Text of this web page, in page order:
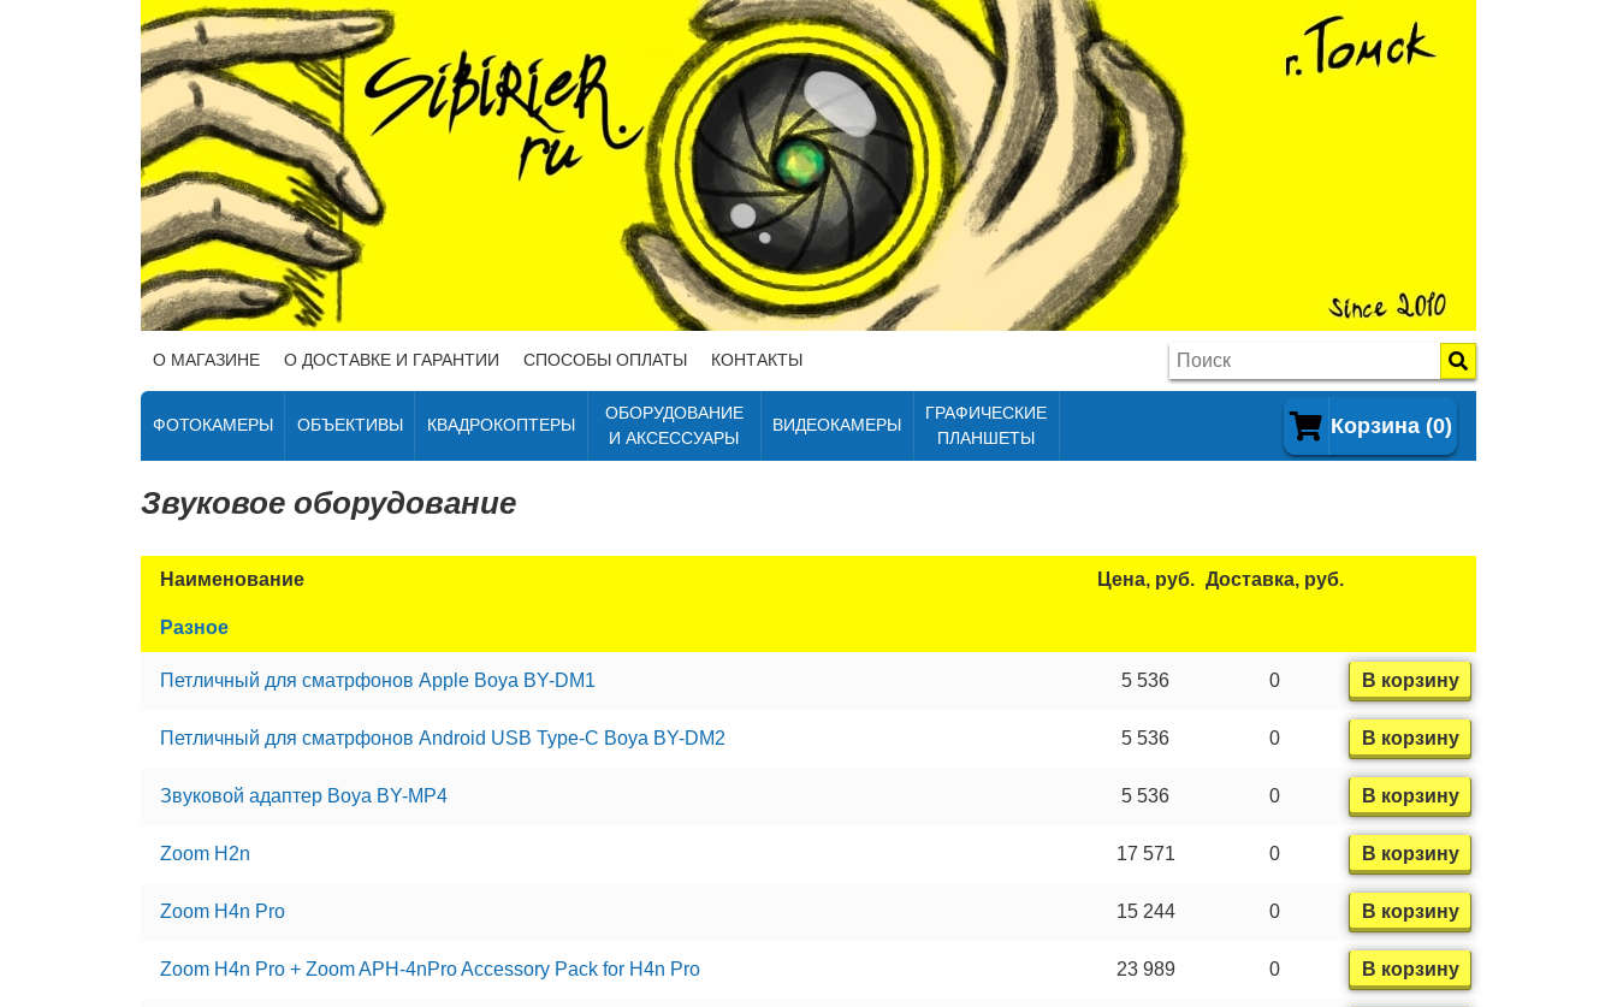
О МАГАЗИНЕ О ДОСТАВКЕ И ГАРАНТИИ СПОСОБЫ ОПЛАТЫ КОНТАКТЫ
ФОТОКАМЕРЫ ОБЪЕКТИВЫ КВАДРОКОПТЕРЫ
ОБОРУДОВАНИЕ
И АКСЕССУАРЫ
ВИДЕОКАМЕРЫ
ГРАФИЧЕСКИЕ
ПЛАНШЕТЫ
Корзина (0)
Звуковое оборудование
Наименование Цена, руб. Доставка, руб.
Разное
Петличный для сматрфонов Apple Boya BY-DM1 5 536 0 В корзину
Петличный для сматрфонов Android USB Type-C Boya BY-DM2 5 536 0 В корзину
Звуковой адаптер Boya BY-MP4 5 536 0 В корзину
Zoom H2n 17 571 0 В корзину
Zoom H4n Pro 15 244 0 В корзину
Zoom H4n Pro + Zoom APH-4nPro Accessory Pack for H4n Pro 23 989 0 В корзину